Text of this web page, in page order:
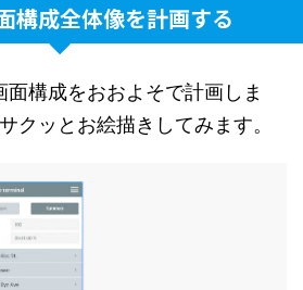
構成全体像を計画する
構成をおおよそで計画しま
クッとお絵描きしてみます。